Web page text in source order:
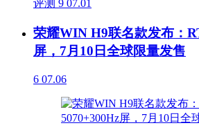
评测 9 07.01
荣耀WIN H9联名款发布：
屏，7月10日全球限量发售
6 07.06